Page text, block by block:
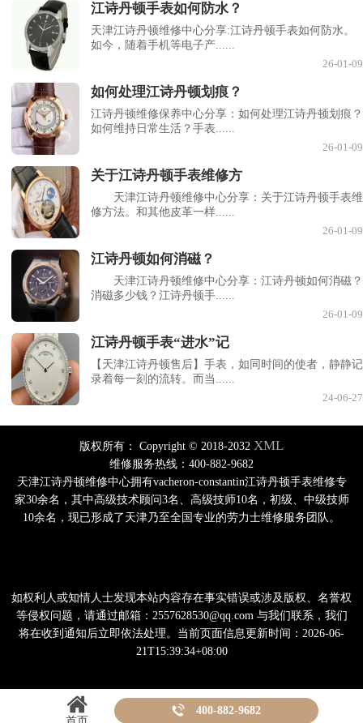
江诗丹顿手表如何防水？
天津江诗丹顿维修中心分享:江诗丹顿手表如何防水。
如今，随着手机等电子产......
26-01-09
如何处理江诗丹顿划痕？
江诗丹顿维修保养中心分享：如何处理江诗丹顿划痕？
如何维持日常生活？手表......
26-01-09
关于江诗丹顿手表维修方
天津江诗丹顿维修中心分享：关于江诗丹顿手表维
修方法。和其他皮革一样......
26-01-09
江诗丹顿如何消磁？
天津江诗丹顿维修中心分享：江诗丹顿如何消磁？
消磁多少钱？江诗丹顿手......
26-01-09
江诗丹顿手表“进水”记
【天津江诗丹顿售后】手表，如同时间的使者，静静记
录着每一刻的流转。而当......
24-06-27
版权所有： Copyright © 2018-2032 XML
维修服务热线：400-882-9682
天津江诗丹顿维修中心拥有vacheron-constantin江诗丹顿手表维修专
家30余名，其中高级技术顾问3名、高级技师10名，初级、中级技师
10余名，现已形成了天津乃至全国专业的劳力士维修服务团队。
如权利人或知情人士发现本站内容存在事实错误或涉及版权、名誉权
等侵权问题，请通过邮箱：2557628530@qq.com 与我们联系，我们
将在收到通知后立即依法处理。当前页面信息更新时间：2026-06-
21T15:39:34+08:00
 400-882-9682